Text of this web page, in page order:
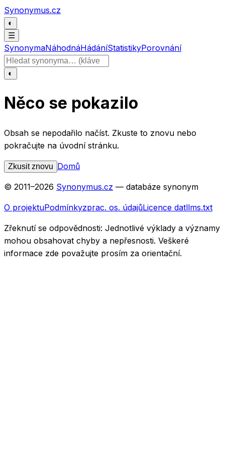
Přeskočit na obsah
Synonymus.cz
◐
☰
SynonymaNáhodnáHádáníStatistikyPorovnání
Hledat slovo
◐
Něco se pokazilo
Obsah se nepodařilo načíst. Zkuste to znovu nebo
pokračujte na úvodní stránku.
Zkusit znovu Domů
© 2011–2026 Synonymus.cz — databáze synonym
O projektuPodmínkyzprac. os. údajůLicence datllms.txt
Zřeknutí se odpovědnosti: Jednotlivé výklady a významy
mohou obsahovat chyby a nepřesnosti. Veškeré
informace zde považujte prosím za orientační.